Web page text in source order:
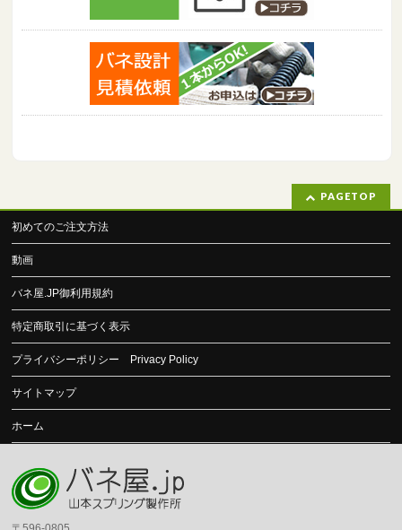
PAGETOP
初めてのご注文方法
動画
バネ屋.JP御利用規約
特定商取引に基づく表示
プライバシーポリシー Privacy Policy
サイトマップ
ホーム